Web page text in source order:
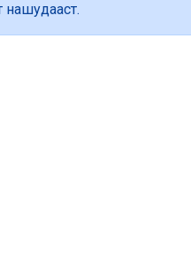
нашудааст.